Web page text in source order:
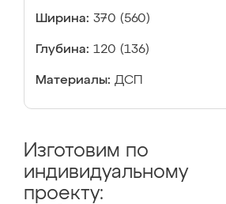
Ширина: 370 (560)
Глубина: 120 (136)
Материалы: ДСП
Изготовим по
индивидуальному
проекту: